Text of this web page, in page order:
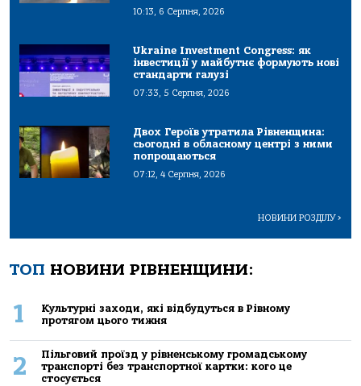
10:13, 6 Серпня, 2026
Ukraine Investment Congress: як
інвестиції у майбутнє формують нові
стандарти галузі
07:33, 5 Серпня, 2026
Двох Героїв утратила Рівненщина:
сьогодні в обласному центрі з ними
попрощаються
07:12, 4 Серпня, 2026
НОВИНИ РОЗДІЛУ>
ТОП НОВИНИ РІВНЕНЩИНИ:
1
Культурні заходи, які відбудуться в Рівному
протягом цього тижня
2
Пільговий проїзд у рівненському громадському
транспорті без транспортної картки: кого це
стосується